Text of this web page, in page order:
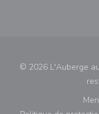
© 2026 L'Auberge